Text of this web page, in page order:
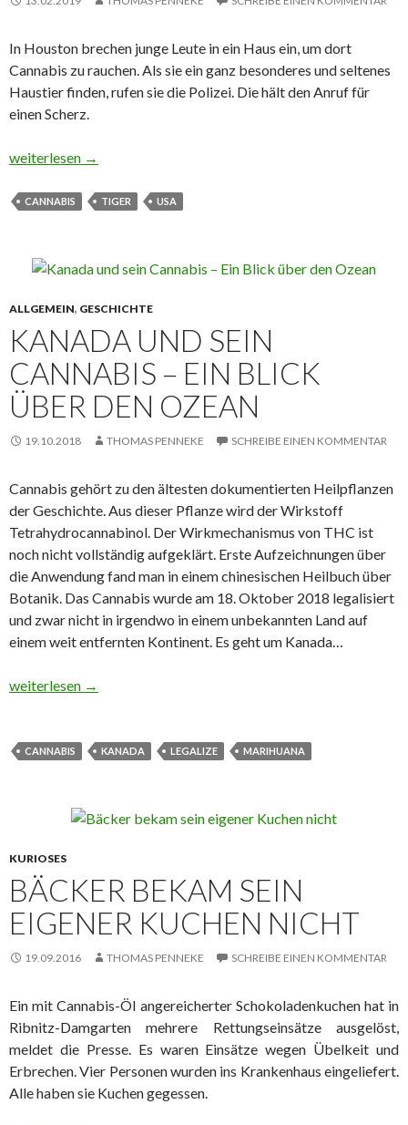
In Houston brechen junge Leute in ein Haus ein, um dort
Cannabis zu rauchen. Als sie ein ganz besonderes und seltenes
Haustier finden, rufen sie die Polizei. Die hält den Anruf für
einen Scherz.
Smoke cannabis – find tiger
weiterlesen →
CANNABIS TIGER USA
ALLGEMEIN, GESCHICHTE
KANADA UND SEIN
CANNABIS – EIN BLICK
ÜBER DEN OZEAN
19.10.2018 THOMAS PENNEKE SCHREIBE EINEN KOMMENTAR
Cannabis gehört zu den ältesten dokumentierten Heilpflanzen
der Geschichte. Aus dieser Pflanze wird der Wirkstoff
Tetrahydrocannabinol. Der Wirkmechanismus von THC ist
noch nicht vollständig aufgeklärt. Erste Aufzeichnungen über
die Anwendung fand man in einem chinesischen Heilbuch über
Botanik. Das Cannabis wurde am 18. Oktober 2018 legalisiert
und zwar nicht in irgendwo in einem unbekannten Land auf
einem weit entfernten Kontinent. Es geht um Kanada…
Kanada und sein Cannabis – Ein Blick über den Ozean
weiterlesen →
CANNABIS KANADA LEGALIZE MARIHUANA
KURIOSES
BÄCKER BEKAM SEIN
EIGENER KUCHEN NICHT
19.09.2016 THOMAS PENNEKE SCHREIBE EINEN KOMMENTAR
Ein mit Cannabis-Öl angereicherter Schokoladenkuchen hat in
Ribnitz-Damgarten mehrere Rettungseinsätze ausgelöst,
meldet die Presse. Es waren Einsätze wegen Übelkeit und
Erbrechen. Vier Personen wurden ins Krankenhaus eingeliefert.
Alle haben sie Kuchen gegessen.